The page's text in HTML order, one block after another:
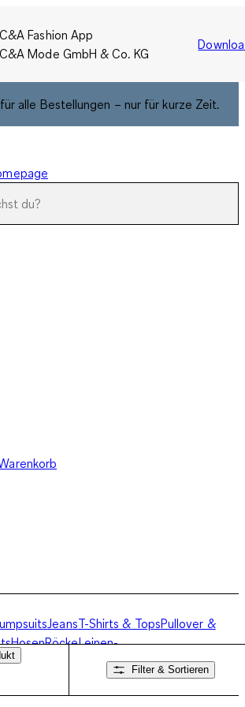
C&A Fashion App
C&A Mode GmbH & Co. KG
alle Bestellungen – nur für kurze Zeit.
JeansT-Shirts & TopsPullover &
HosenRöckeLeinen-
PyjamasBademode
CollaborationsHoodies &
Filter & Sortieren